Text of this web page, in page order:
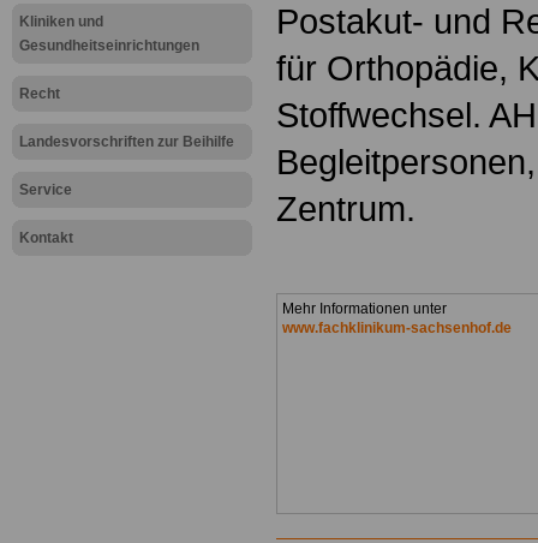
Kliniken und
Gesundheitseinrichtungen
Recht
Landesvorschriften zur Beihilfe
Service
Kontakt
Postakut- und
für Orthopädie,
Stoffwechsel.
Zentrum.
Mehr Informationen unter
www.fachklinikum-sachsenhof.de